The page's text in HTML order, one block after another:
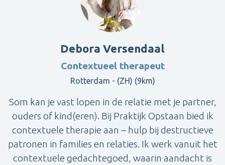
Debora Versendaal
Contextueel therapeut
Rotterdam - (ZH) (9km)
Som kan je vast lopen in de relatie met je partner,
ouders of kind(eren). Bij Praktijk Opstaan bied ik
contextuele therapie aan – hulp bij destructieve
patronen in families en relaties. Ik werk vanuit het
contextuele gedachtegoed, waarin aandacht is